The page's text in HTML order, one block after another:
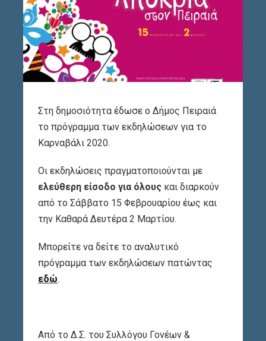
Στη δημοσιότητα έδωσε ο Δήμος Πειραιά
το πρόγραμμα των εκδηλώσεων για το
Καρναβάλι 2020.
Οι εκδηλώσεις πραγματοποιούνται με
ελεύθερη είσοδο για όλους και διαρκούν
από το Σάββατο 15 Φεβρουαρίου έως και
την Καθαρά Δευτέρα 2 Μαρτίου.
Μπορείτε να δείτε το αναλυτικό
πρόγραμμα των εκδηλώσεων πατώντας
εδώ.
Από το Δ.Σ. του Συλλόγου Γονέων &